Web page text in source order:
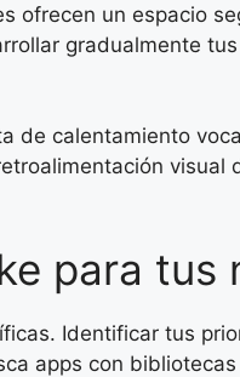
un espacio
gradualmente
calentamiento
visual
para tus
Identificar tus
apps con